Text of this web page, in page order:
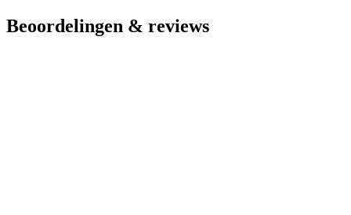
Beoordelingen & reviews